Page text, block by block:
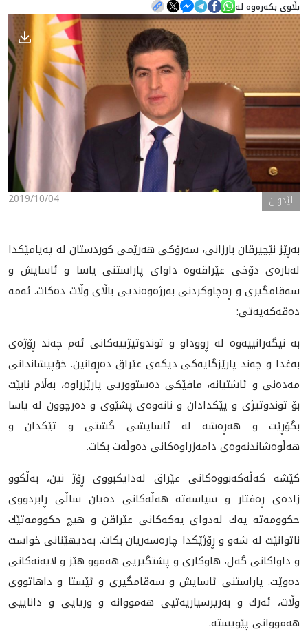
هه‌واڵ
گەلەری
بڵاوی بکەرەوە لە
2019/10/04 لێدوان
به‌ڕێز نێچيرڤان بارزانى، سه‌رۆكى هه‌رێمى كوردستان له‌ په‌يامێكدا
له‌باره‌ى دۆخى عێراقه‌وه‌ داواى پاراستنى ياسا و ئاسايش و
سه‌قامگيرى و ڕه‌چاوكردنى به‌رژه‌وه‌نديى باڵاى وڵات ده‌كات. ئه‌مه‌
ده‌قه‌كه‌يه‌تى:
بە نیگەرانییەوە لە ڕووداو و توندوتیژییەکانى ئەم چەند ڕۆژەى
بەغدا و چەند پارێزگایەکى دیکەى عێراق دەڕوانین. خۆپیشاندانى
مەدەنى و ئاشتیانە، مافێکى دەستووریى پارێزراوە، بەڵام نابێت
بۆ توندوتیژى و پێکدادان و نانەوەى پشێوى و ده‌رچوون له‌ ياسا
بگۆڕێت و هه‌ڕه‌شه‌ له‌ ئاسايشى گشتى و تێكدان و
هه‌ڵوه‌شاندنه‌وه‌ى دامه‌زراوه‌كانى ده‌وڵه‌ت بكات.
كێشه‌ كه‌ڵه‌كه‌بووه‌كانى عێراق له‌دايكبووى ڕۆژ نين، به‌ڵكوو
زاده‌ى ڕه‌فتار و سياسه‌ته‌ هه‌ڵه‌كانى ده‌يان ساڵى ڕابردووى
حكوومه‌ته‌ يه‌ك له‌دواى يه‌كه‌كانى عێراقن و هيچ حكوومه‌تێك
ناتوانێت له‌ شه‌و و ڕۆژێكدا چاره‌سه‌ريان بكات. به‌ديهێنانى خواست
و داواكانى گه‌ل، هاوكارى و پشتگيريى هه‌موو هێز و لايه‌نه‌كانى
ده‌وێت. پاراستنى ئاسايش و سه‌قامگيرى و ئێستا و داهاتووى
وڵات، ئه‌رك و به‌رپرسياريه‌تيى هه‌مووانه‌ و وريايى و داناييى
هه‌مووانى پێويسته‌.